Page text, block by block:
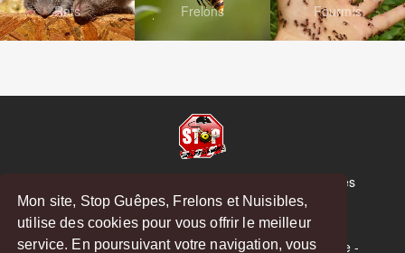
Mon site, Stop Guêpes, Frelons et Nuisibles,
utilise des cookies pour vous offrir le meilleur
service. En poursuivant votre navigation, vous
Rats Frelons Fourmis
© Copyright 2026 Stop Guêpes, Frelons et Nuisibles
Mentions légales
Créé parMattWeb
Saint-Gaudens-Saint-Girons-Boulogne-sur-Gesse-